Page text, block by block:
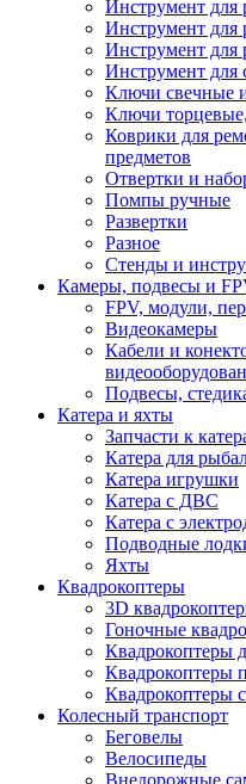
Инструмент для
Инструмент для
Инструмент для
Инструмент для
Ключи свечные
Ключи
Коврики для
предметов
Отвертки и
Помпы ручные
Развертки
Разное
Стенды и
Камеры, подвесы и
FPV, модули,
Видеокамеры
Кабели и
Подвесы,
Катера и яхты
Запчасти к
Катера для
Катера игрушки
Катера с ДВС
Катера с
Подводные
Яхты
Квадрокоптеры
3D
Гоночные
Квадрокоптеры
Квадрокоптеры
Квадрокоптеры
Колесный транспорт
Беговелы
Велосипеды
Внедорожные